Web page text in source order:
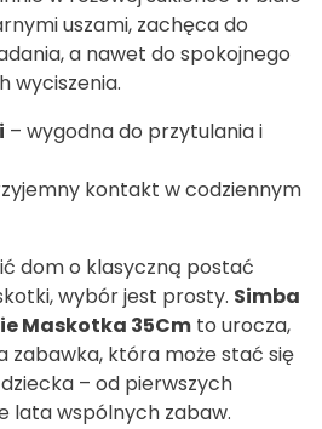
uszami, zachęca do
a nawet do spokojnego
wyciszenia.
– wygodna do przytulania i
kontakt w codziennym
dom o klasyczną postać
wybór jest prosty. Simba
Maskotka 35Cm to urocza,
zabawka, która może stać się
– od pierwszych
lata wspólnych zabaw.